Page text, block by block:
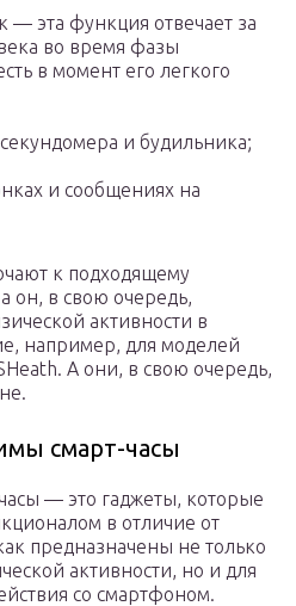
— эта функция отвечает за
во время фазы
в момент его легкого
и будильника;
и сообщениях на
к подходящему
он, в свою очередь,
активности в
например, для моделей
А они, в свою очередь,
смарт-часы
— это гаджеты, которые
в отличие от
предназначены не только
активности, но и для
со смартфоном.